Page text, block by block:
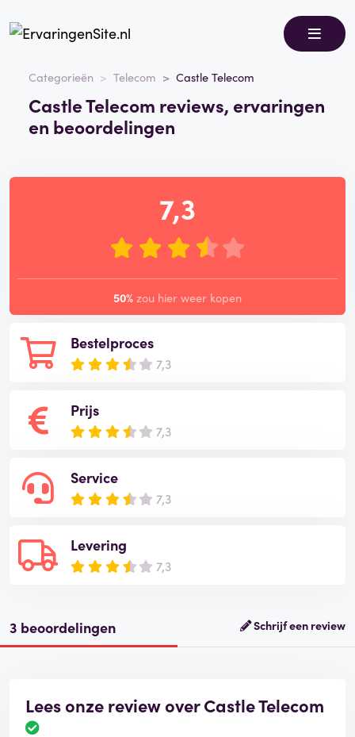
Categorieën Telecom Castle Telecom
Castle Telecom reviews, ervaringen
en beoordelingen
Bestelproces
7,3
Prijs
7,3
Service
7,3
Levering
7,3
7,3
50% zou hier weer kopen
3 beoordelingen Schrijf een review
Lees onze review over Castle Telecom
B